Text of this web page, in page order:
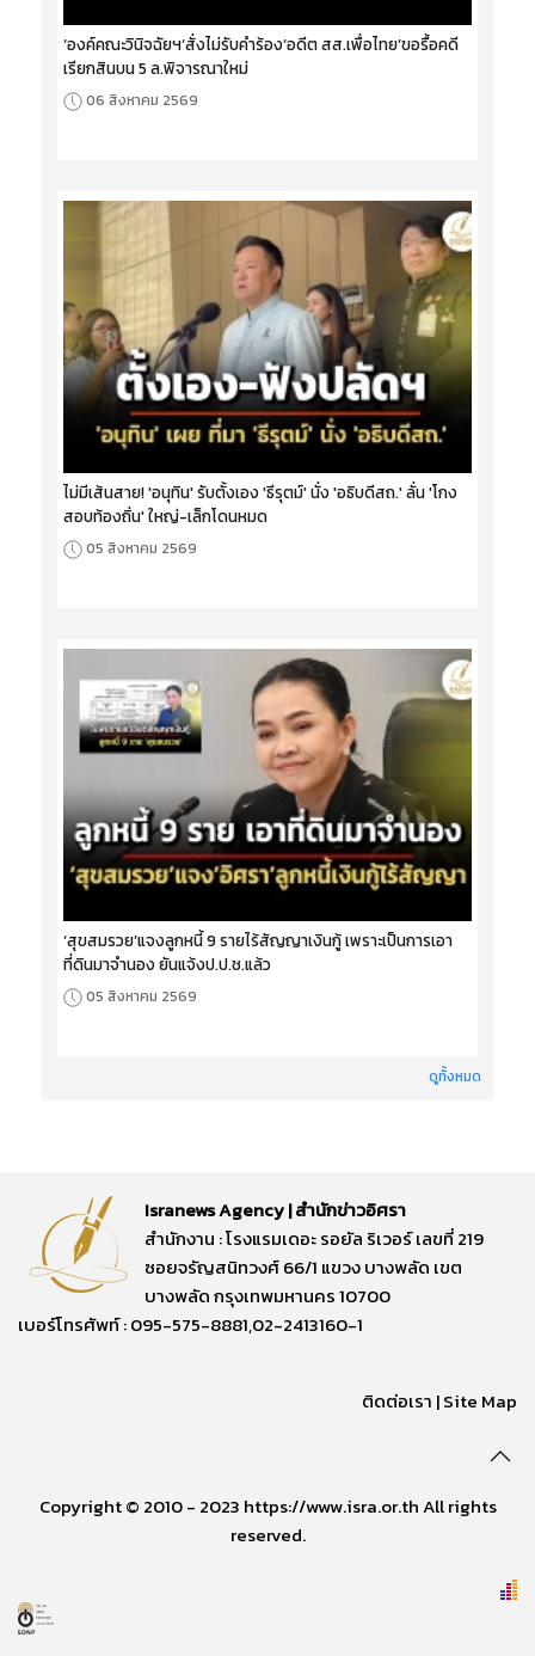
‘องค์คณะวินิจฉัยฯ’สั่งไม่รับคำร้อง‘อดีต สส.เพื่อไทย’ขอรื้อคดี
เรียกสินบน 5 ล.พิจารณาใหม่
06 สิงหาคม 2569
ไม่มีเส้นสาย! 'อนุทิน' รับตั้งเอง 'ธีรุตม์' นั่ง 'อธิบดีสถ.' ลั่น 'โกง
สอบท้องถิ่น' ใหญ่-เล็กโดนหมด
05 สิงหาคม 2569
‘สุขสมรวย’แจงลูกหนี้ 9 รายไร้สัญญาเงินกู้ เพราะเป็นการเอา
ที่ดินมาจำนอง ยันแจ้งป.ป.ช.แล้ว
05 สิงหาคม 2569
ดูทั้งหมด
Isranews Agency | สำนักข่าวอิศรา
สำนักงาน : โรงแรมเดอะ รอยัล ริเวอร์ เลขที่ 219
ซอยจรัญสนิทวงศ์ 66/1 แขวง บางพลัด เขต
บางพลัด กรุงเทพมหานคร 10700
เบอร์โทรศัพท์ : 095-575-8881,02-2413160-1
ติดต่อเรา |Site Map
Copyright © 2010 - 2023 https://www.isra.or.th All rights
reserved.